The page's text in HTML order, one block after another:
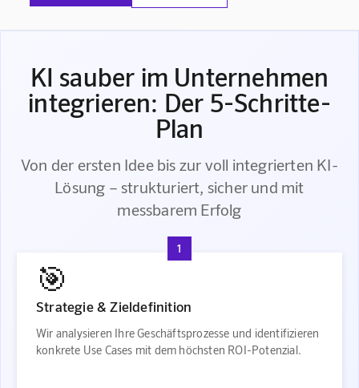
KI sauber im Unternehmen
integrieren: Der 5-Schritte-
Plan
Von der ersten Idee bis zur voll integrierten KI-
Lösung – strukturiert, sicher und mit
messbarem Erfolg
1
🎯
Strategie & Zieldefinition
Wir analysieren Ihre Geschäftsprozesse und identifizieren
konkrete Use Cases mit dem höchsten ROI-Potenzial.